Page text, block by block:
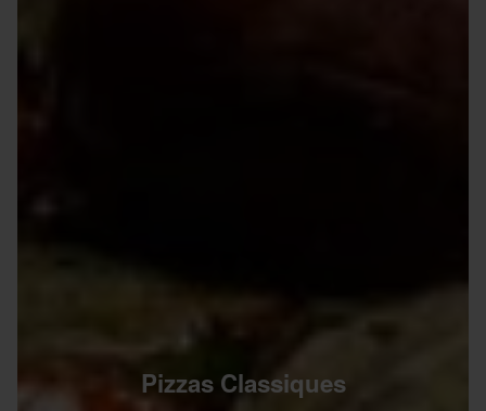
Pizzas Classiques